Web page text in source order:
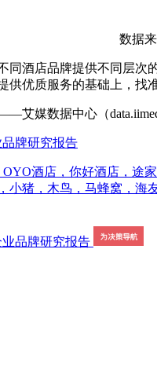
数据来源
店品牌提供不同层次
优质服务的基础上，找
媒数据中心（
牌研究报告
酒店，你好酒店，途
猪，木鸟，马蜂窝，海